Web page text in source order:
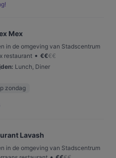
Mex
in de omgeving van Stadscentrum
restaurant • €€€€
: Lunch, Diner
zondag
Lavash
in de omgeving van Stadscentrum